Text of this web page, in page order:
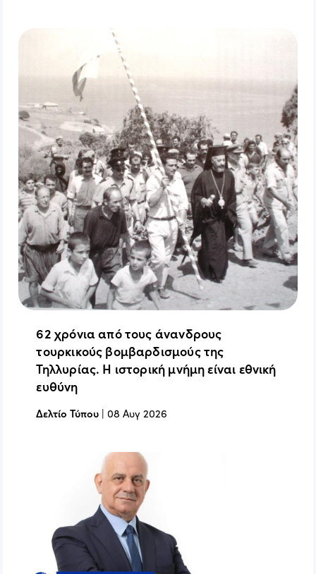
62 χρόνια από τους άνανδρους
τουρκικούς βομβαρδισμούς της
Τηλλυρίας. Η ιστορική μνήμη είναι εθνική
ευθύνη
Δελτίο Τύπου |08 Αυγ 2026